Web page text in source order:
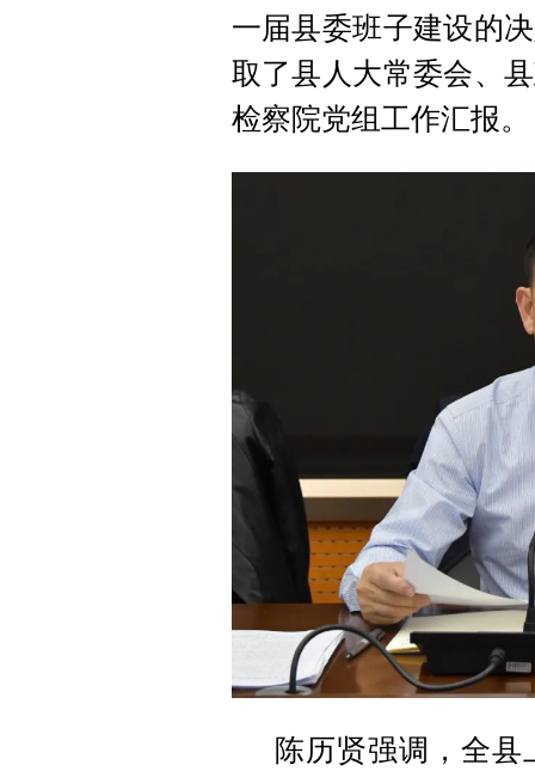
一届县委班子建设的
取了县人大常委会、
检察院党组工作汇报。
陈历贤强调，全